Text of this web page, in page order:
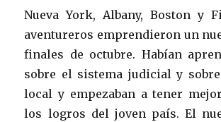
Nueva York, Albany, Boston y
aventureros emprendieron un
finales de octubre. Habían
sobre el sistema judicial y
local y empezaban a tener
los logros del joven país. El